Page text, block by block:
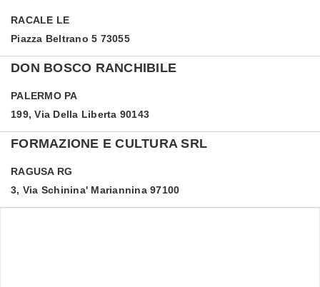
RACALE LE
Piazza Beltrano 5 73055
DON BOSCO RANCHIBILE
PALERMO PA
199, Via Della Liberta 90143
FORMAZIONE E CULTURA SRL
RAGUSA RG
3, Via Schinina' Mariannina 97100